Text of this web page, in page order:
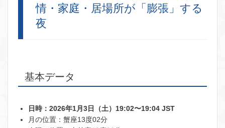
情・家庭・居場所が「膨張」する
夜
基本データ
日時：2026年1月3日（土）19:02〜19:04 JST
月の位置：蟹座13度02分